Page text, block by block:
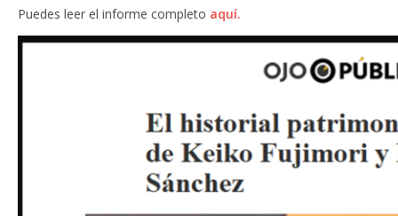
Puedes leer el informe completo aquí.